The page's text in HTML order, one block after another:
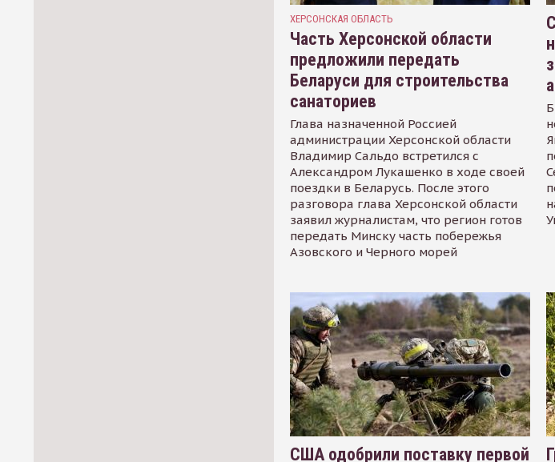
ХЕРСОНСКАЯ ОБЛАСТЬ
Часть Херсонской области
предложили передать
Беларуси для строительства
санаториев
Глава назначенной Россией
администрации Херсонской области
Владимир Сальдо встретился с
Александром Лукашенко в ходе своей
поездки в Беларусь. После этого
разговора глава Херсонской области
заявил журналистам, что регион готов
передать Минску часть побережья
Азовского и Черного морей
США одобрили поставку первой